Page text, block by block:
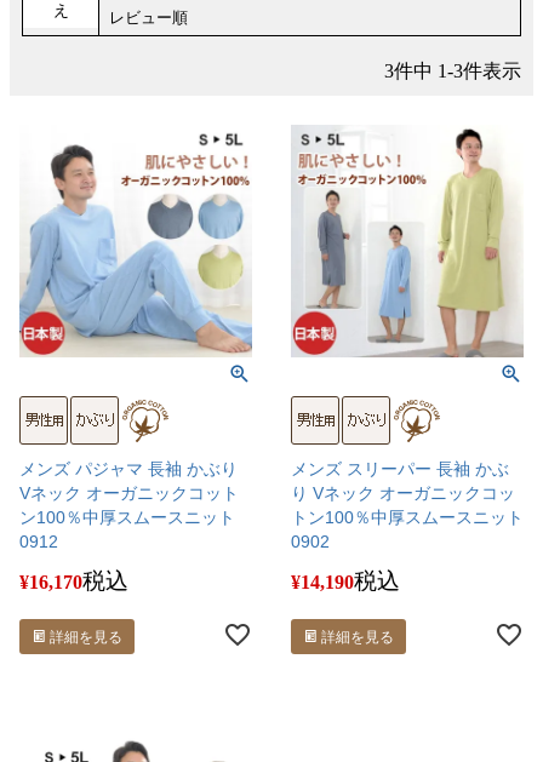
え
レビュー順
3件中 1-3件表示
メンズ パジャマ 長袖 かぶり
Vネック オーガニックコット
ン100％中厚スムースニット
0912
¥16,170税込
詳細を見る
メンズ スリーパー 長袖 かぶ
り Vネック オーガニックコッ
トン100％中厚スムースニット
0902
¥14,190税込
詳細を見る